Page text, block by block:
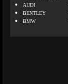
AUDI
BENTLEY
BMW